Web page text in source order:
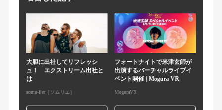
大胆に出社してリフレッシ
ュ！ エクストリーム出社と
は
somu-lier［ソムリエ］
フォートナイトで米津玄師が
出演するバーチャルライブイ
ベント開催 | Mogura VR
MoguraVR